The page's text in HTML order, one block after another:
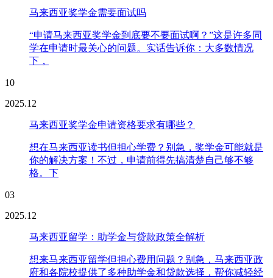
马来西亚奖学金需要面试吗
“申请马来西亚奖学金到底要不要面试啊？”这是许多同
学在申请时最关心的问题。实话告诉你：大多数情况
下，
10
2025.12
马来西亚奖学金申请资格要求有哪些？
想在马来西亚读书但担心学费？别急，奖学金可能就是
你的解决方案！不过，申请前得先搞清楚自己够不够
格。下
03
2025.12
马来西亚留学：助学金与贷款政策全解析
想来马来西亚留学但担心费用问题？别急，马来西亚政
府和各院校提供了多种助学金和贷款选择，帮你减轻经